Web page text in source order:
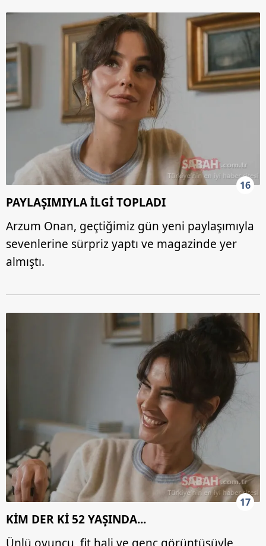
16
PAYLAŞIMIYLA İLGİ TOPLADI
Arzum Onan, geçtiğimiz gün yeni paylaşımıyla
sevenlerine sürpriz yaptı ve magazinde yer
almıştı.
17
KİM DER Kİ 52 YAŞINDA...